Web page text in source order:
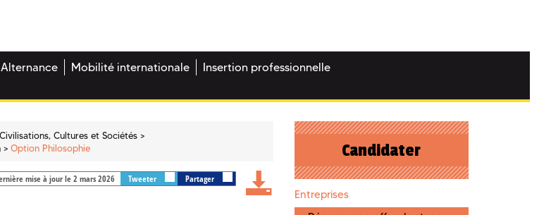
Alternance Mobilité internationale
Insertion professionnelle
Cultures et Sociétés
Option Philosophie
mise à jour le 2 mars 2026 Tweeter Partager
Candidater
Entreprises